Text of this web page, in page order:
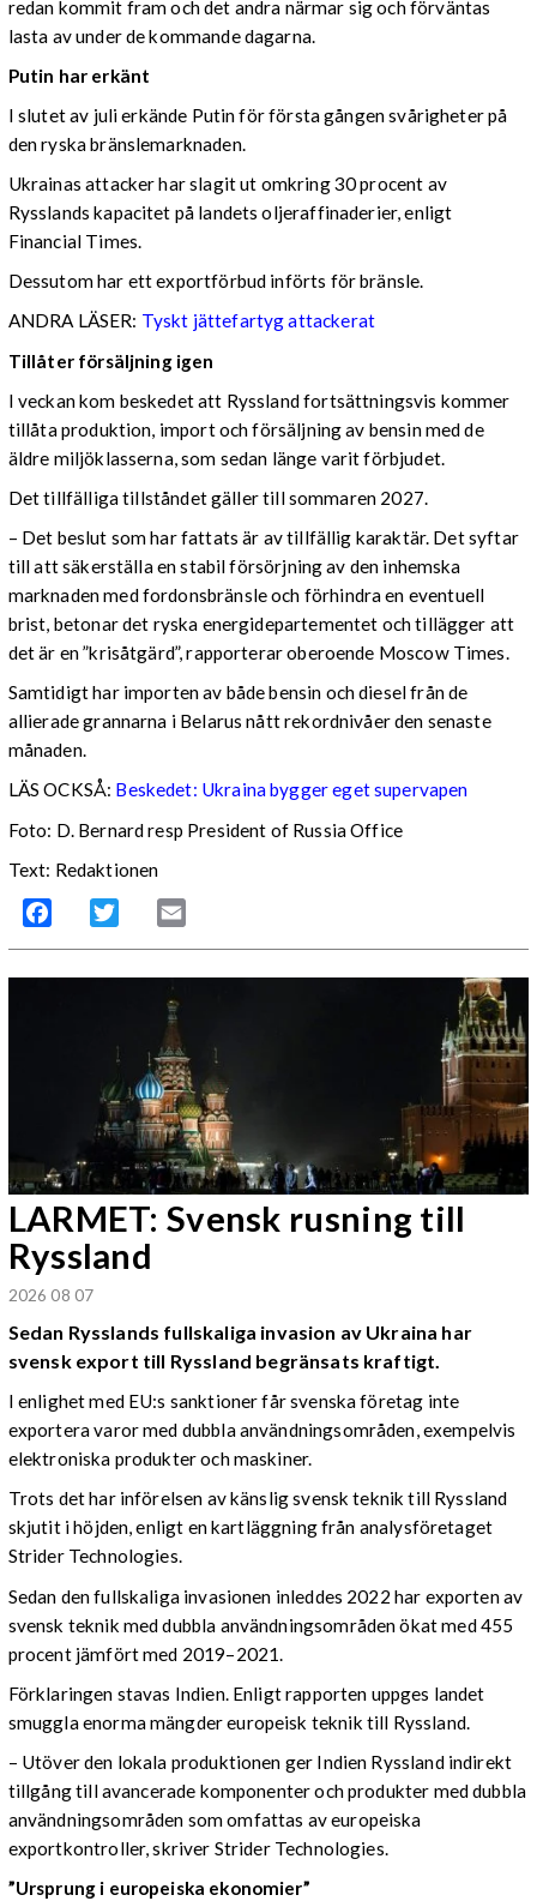
redan kommit fram och det andra närmar sig och förväntas
lasta av under de kommande dagarna.
Putin har erkänt
I slutet av juli erkände Putin för första gången svårigheter på
den ryska bränslemarknaden.
Ukrainas attacker har slagit ut omkring 30 procent av
Rysslands kapacitet på landets oljeraffinaderier, enligt
Financial Times.
Dessutom har ett exportförbud införts för bränsle.
ANDRA LÄSER: Tyskt jättefartyg attackerat
Tillåter försäljning igen
I veckan kom beskedet att Ryssland fortsättningsvis kommer
tillåta produktion, import och försäljning av bensin med de
äldre miljöklasserna, som sedan länge varit förbjudet.
Det tillfälliga tillståndet gäller till sommaren 2027.
– Det beslut som har fattats är av tillfällig karaktär. Det syftar
till att säkerställa en stabil försörjning av den inhemska
marknaden med fordonsbränsle och förhindra en eventuell
brist, betonar det ryska energidepartementet och tillägger att
det är en ”krisåtgärd”, rapporterar oberoende Moscow Times.
Samtidigt har importen av både bensin och diesel från de
allierade grannarna i Belarus nått rekordnivåer den senaste
månaden.
LÄS OCKSÅ: Beskedet: Ukraina bygger eget supervapen
Foto: D. Bernard resp President of Russia Office
Text: Redaktionen
Facebook Twitter
LARMET: Svensk rusning till
Ryssland
2026 08 07
Sedan Rysslands fullskaliga invasion av Ukraina har
svensk export till Ryssland begränsats kraftigt.
I enlighet med EU:s sanktioner får svenska företag inte
exportera varor med dubbla användningsområden, exempelvis
elektroniska produkter och maskiner.
Trots det har införelsen av känslig svensk teknik till Ryssland
skjutit i höjden, enligt en kartläggning från analysföretaget
Strider Technologies.
Sedan den fullskaliga invasionen inleddes 2022 har exporten av
svensk teknik med dubbla användningsområden ökat med 455
procent jämfört med 2019–2021.
Förklaringen stavas Indien. Enligt rapporten uppges landet
smuggla enorma mängder europeisk teknik till Ryssland.
– Utöver den lokala produktionen ger Indien Ryssland indirekt
tillgång till avancerade komponenter och produkter med dubbla
användningsområden som omfattas av europeiska
exportkontroller, skriver Strider Technologies.
”Ursprung i europeiska ekonomier”